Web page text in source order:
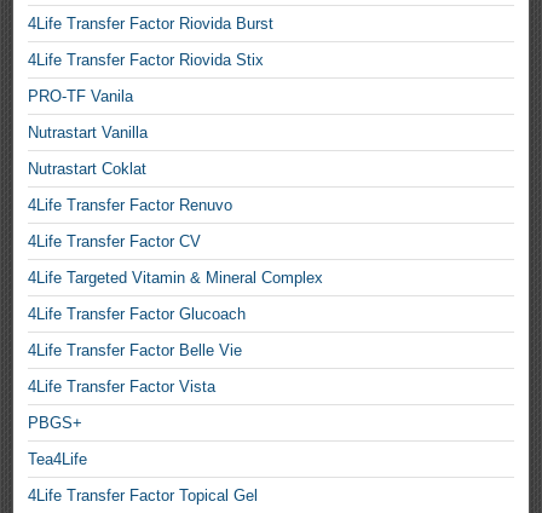
4Life Transfer Factor Riovida Burst
4Life Transfer Factor Riovida Stix
PRO-TF Vanila
Nutrastart Vanilla
Nutrastart Coklat
4Life Transfer Factor Renuvo
4Life Transfer Factor CV
4Life Targeted Vitamin & Mineral Complex
4Life Transfer Factor Glucoach
4Life Transfer Factor Belle Vie
4Life Transfer Factor Vista
PBGS+
Tea4Life
4Life Transfer Factor Topical Gel